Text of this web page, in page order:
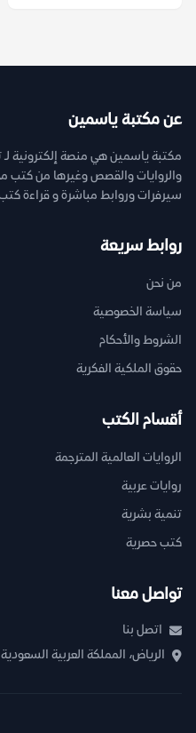
عن مكتبة ياسمين
مكتبة ياسمين هي منصة إلكترونية لـ
سيرفرات وروابط مباشرة و قراءة كتب
روابط سريعة
من نحن
سياسة الخصوصية
الشروط والأحكام
حقوق الملكية الفكرية
أقسام الكتب
الروايات العالمية المترجمة
روايات عربية
تنمية بشرية
كتب حصرية
تواصل معنا
اتصل بنا
الرياض، المملكة العربية السعودية